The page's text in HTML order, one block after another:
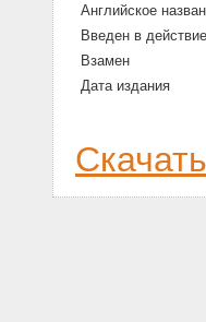
Английское
Введен в действие
Взамен
Дата издания